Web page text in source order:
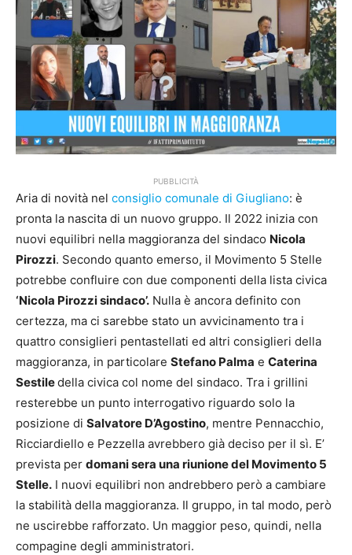
PUBBLICITÀ
Aria di novità nel consiglio comunale di Giugliano: è
pronta la nascita di un nuovo gruppo. Il 2022 inizia con
nuovi equilibri nella maggioranza del sindaco Nicola
Pirozzi. Secondo quanto emerso, il Movimento 5 Stelle
potrebbe confluire con due componenti della lista civica
‘Nicola Pirozzi sindaco’. Nulla è ancora definito con
certezza, ma ci sarebbe stato un avvicinamento tra i
quattro consiglieri pentastellati ed altri consiglieri della
maggioranza, in particolare Stefano Palma e Caterina
Sestiledella civica col nome del sindaco. Tra i grillini
resterebbe un punto interrogativo riguardo solo la
posizione di Salvatore D’Agostino, mentre Pennacchio,
Ricciardiello e Pezzella avrebbero già deciso per il sì. E’
prevista per domani sera una riunione del Movimento 5
Stelle. I nuovi equilibri non andrebbero però a cambiare
la stabilità della maggioranza. Il gruppo, in tal modo, però
ne uscirebbe rafforzato. Un maggior peso, quindi, nella
compagine degli amministratori.